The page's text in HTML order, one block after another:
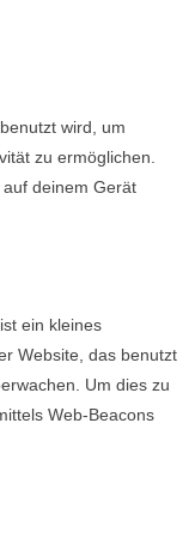
wird, um
zu ermöglichen.
deinem Gerät
ein kleines
Website, das benutzt
Um dies zu
Web-Beacons